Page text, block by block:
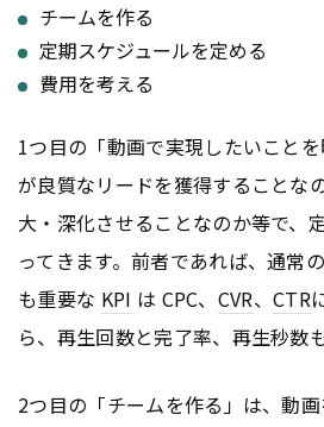
チームを作る
定期スケジュールを定める
費用を考える
1つ目の「動画で実現したいこと
が良質なリードを獲得することな
大・深化させることなのか等で、
ってきます。前者であれば、通常
も重要な KPI は CPC、 CVR、CTR
ら、再生回数と完了率、再生秒数
2つ目の「チームを作る」は、動